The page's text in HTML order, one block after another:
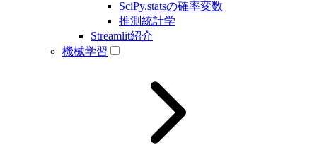
SciPy.statsの確率変数
推測統計学
Streamlit紹介
機械学習